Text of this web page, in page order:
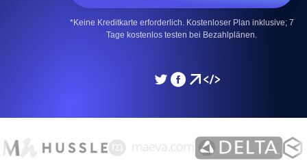
*Keine Kreditkarte erforderlich. Kostenloser Plan inklusive; 7
Tage kostenlos testen bei Bezahlplänen.